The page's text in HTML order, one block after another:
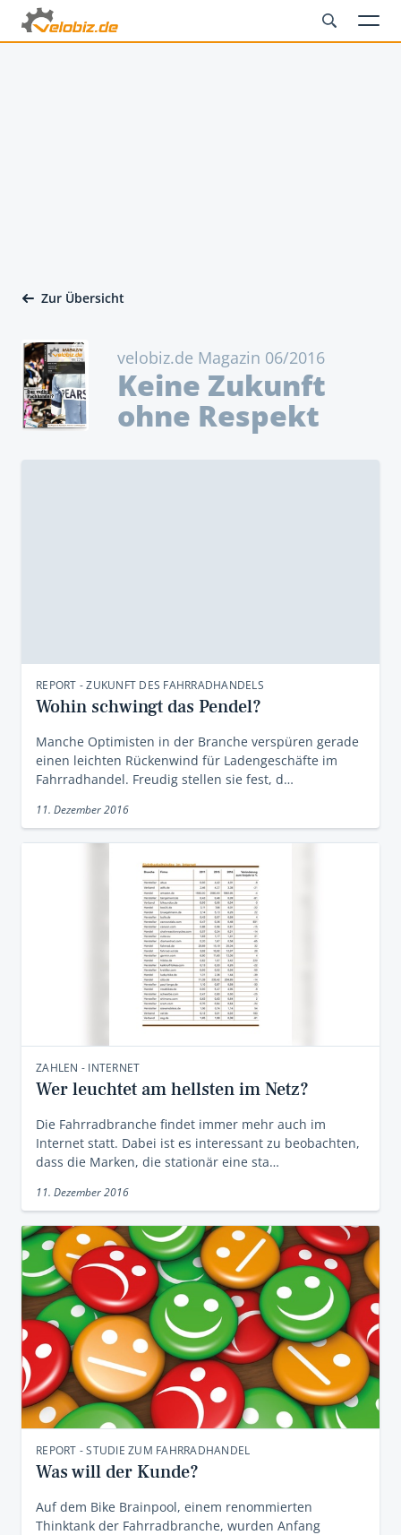
Zur Übersicht
velobiz.de Magazin 06/2016
Keine Zukunft
ohne Respekt
REPORT - ZUKUNFT DES FAHRRADHANDELS
Wohin schwingt das Pendel?
Manche Optimisten in der Branche verspüren gerade
einen leichten Rückenwind für Ladengeschäfte im
Fahrradhandel. Freudig stellen sie fest, d…
11. Dezember 2016
ZAHLEN - INTERNET
Wer leuchtet am hellsten im Netz?
Die Fahrradbranche findet immer mehr auch im
Internet statt. Dabei ist es interessant zu beobachten,
dass die Marken, die stationär eine sta…
11. Dezember 2016
REPORT - STUDIE ZUM FAHRRADHANDEL
Was will der Kunde?
Auf dem Bike Brainpool, einem renommierten
Thinktank der Fahrradbranche, wurden Anfang